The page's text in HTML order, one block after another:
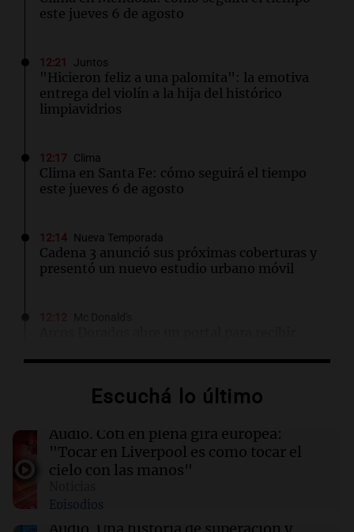
este jueves 6 de agosto
12:21 Juntos
"Hicieron feliz a una palomita": la emotiva
entrega del violín a la hija del histórico
limpiavidrios
12:17 Clima
Clima en Santa Fe: cómo seguirá el tiempo
este jueves 6 de agosto
12:14 Nueva Temporada
Cadena 3 anunció sus próximas coberturas y
presentó un nuevo estudio urbano móvil
restaurantes McDonald’s
Quiniela la primera de la mañana: conocé los
números ganadores de hoy jueves 6 de
agosto.
12:11 Clima
Clima en Rosario: cómo seguirá el tiempo este
Escuchá lo último
Audio. Coti en plena gira europea:
"Tocar en Liverpool es como tocar el
cielo con las manos"
Episodios